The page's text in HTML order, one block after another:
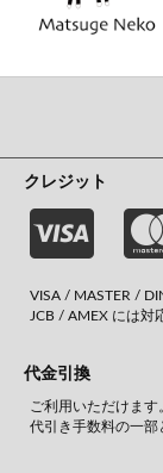
クレジット
VISA / MASTER /
JCB / AMEX には対
代金引換
ご利用いただけます
代引き手数料の一部